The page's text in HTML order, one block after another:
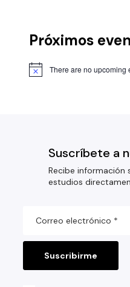
Próximos
There are no upcoming
Suscríbete a
Recibe información
estudios